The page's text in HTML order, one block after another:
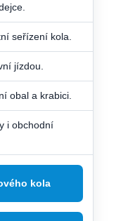
seřízení kola.
jízdou.
obal a krabici.
i obchodní
kola